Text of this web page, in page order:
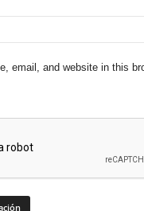
email, and website in this